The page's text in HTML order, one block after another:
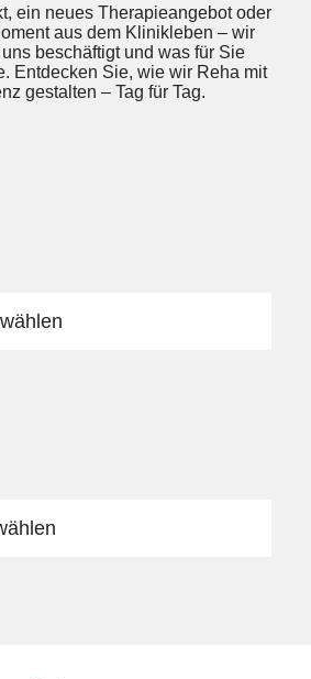
ein neues Therapieangebot oder
aus dem Klinikleben – wir
beschäftigt und was für Sie
Entdecken Sie, wie wir Reha mit
gestalten – Tag für Tag.